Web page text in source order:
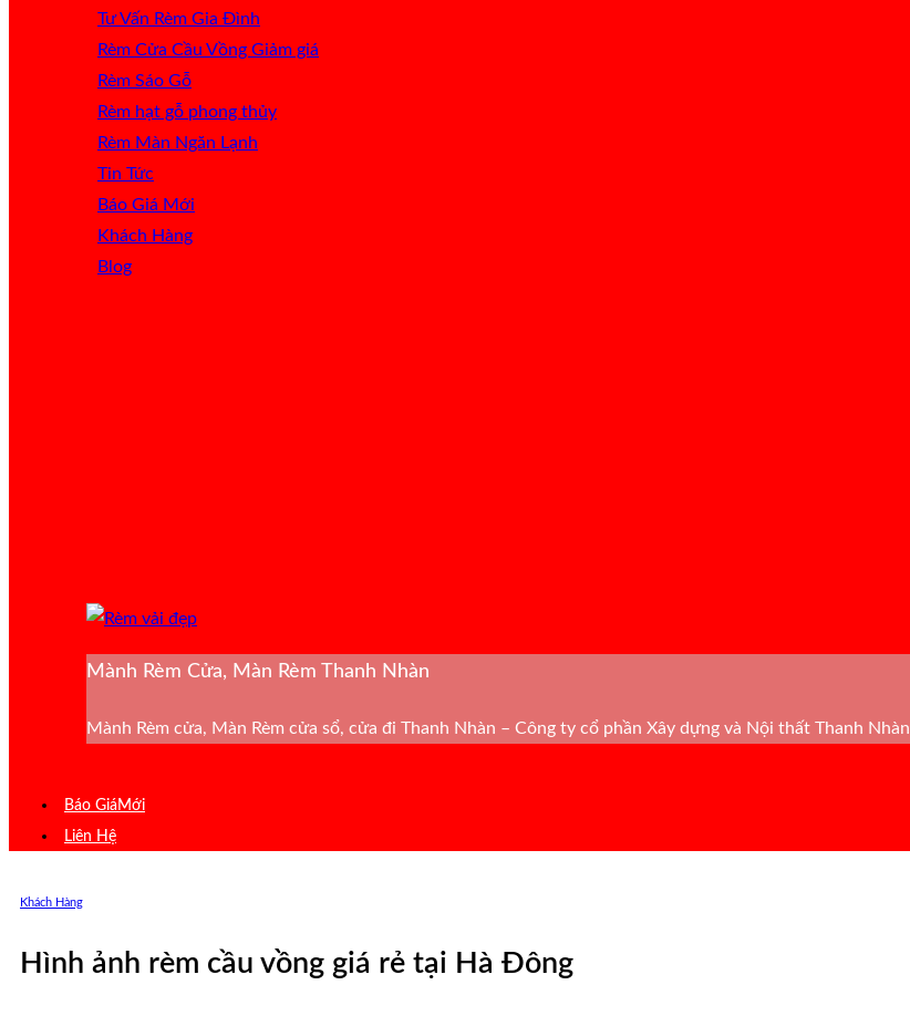
Tư Vấn Rèm Gia Đình
Rèm Cửa Cầu Vồng
Rèm Sáo Gỗ
Rèm hạt gỗ phong thủy
Rèm Màn Ngăn Lạnh
Tin Tức
Báo Giá
Khách Hàng
Blog
Mành Rèm Cửa, Màn Rèm Thanh Nhàn
Mành Rèm cửa, Màn Rèm cửa sổ, cửa đi Thanh Nhàn – Công ty cổ phần Xây dựng và Nội thất Thanh Nhàn
Báo Giá
Liên Hệ
Khách Hàng
Hình ảnh rèm cầu vồng giá rẻ tại Hà Đông